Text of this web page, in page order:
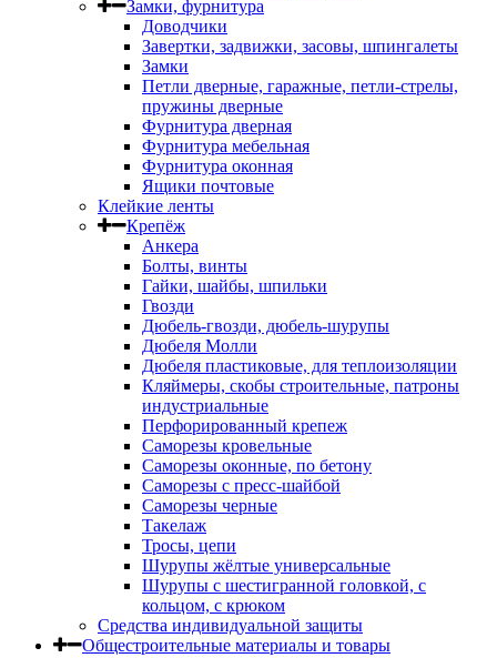
Замки, фурнитура
Доводчики
Завертки, задвижки, засовы, шпингалеты
Замки
Петли дверные, гаражные, петли-стрелы,
пружины дверные
Фурнитура дверная
Фурнитура мебельная
Фурнитура оконная
Ящики почтовые
Клейкие ленты
Крепёж
Анкера
Болты, винты
Гайки, шайбы, шпильки
Гвозди
Дюбель-гвозди, дюбель-шурупы
Дюбеля Молли
Дюбеля пластиковые, для теплоизоляции
Кляймеры, скобы строительные, патроны
индустриальные
Перфорированный крепеж
Саморезы кровельные
Саморезы оконные, по бетону
Саморезы с пресс-шайбой
Саморезы черные
Такелаж
Тросы, цепи
Шурупы жёлтые универсальные
Шурупы с шестигранной головкой, с
кольцом, с крюком
Средства индивидуальной защиты
Общестроительные материалы и товары